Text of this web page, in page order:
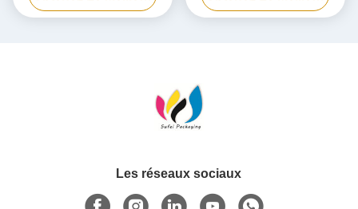
cosmétiques
Les réseaux sociaux